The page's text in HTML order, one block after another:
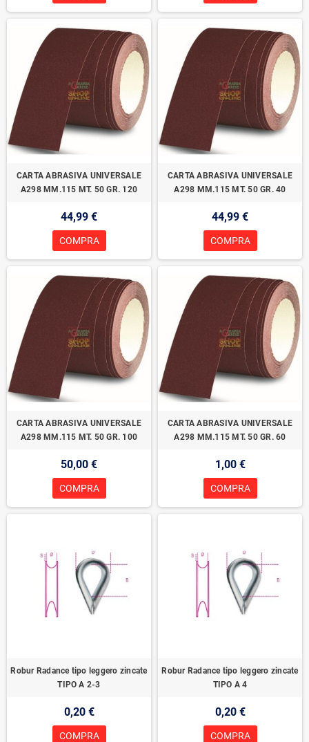
CARTA ABRASIVA UNIVERSALE
A298 MM.115 MT. 50 GR. 120
44,99 €
COMPRA
CARTA ABRASIVA UNIVERSALE
A298 MM.115 MT. 50 GR. 40
44,99 €
COMPRA
CARTA ABRASIVA UNIVERSALE
A298 MM.115 MT. 50 GR. 100
50,00 €
COMPRA
CARTA ABRASIVA UNIVERSALE
A298 MM.115 MT. 50 GR. 60
1,00 €
COMPRA
Robur Radance tipo leggero zincate
TIPO A 2-3
0,20 €
COMPRA
Robur Radance tipo leggero zincate
TIPO A 4
0,20 €
COMPRA